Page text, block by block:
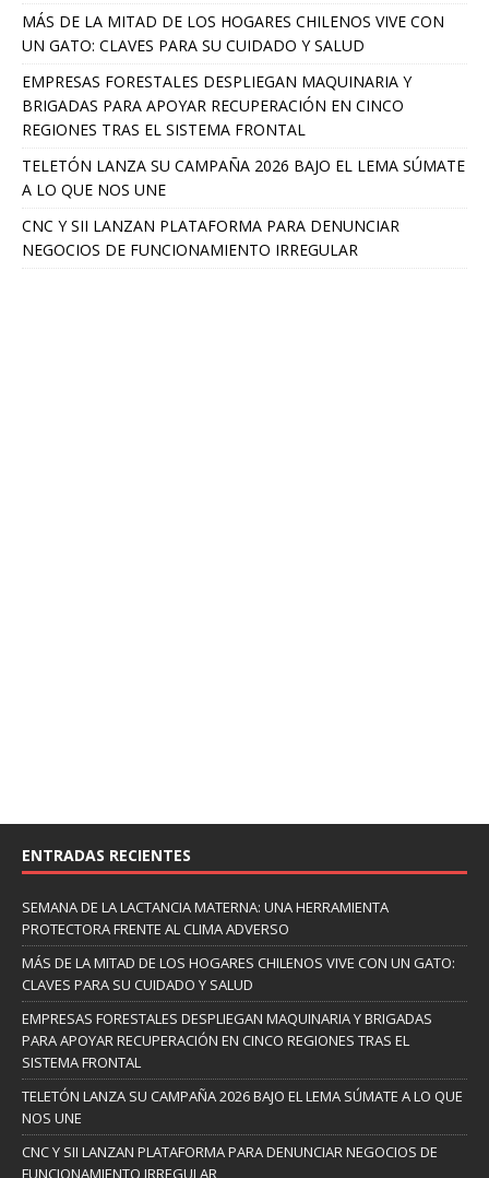
MÁS DE LA MITAD DE LOS HOGARES CHILENOS VIVE CON
UN GATO: CLAVES PARA SU CUIDADO Y SALUD
EMPRESAS FORESTALES DESPLIEGAN MAQUINARIA Y
BRIGADAS PARA APOYAR RECUPERACIÓN EN CINCO
REGIONES TRAS EL SISTEMA FRONTAL
TELETÓN LANZA SU CAMPAÑA 2026 BAJO EL LEMA SÚMATE
A LO QUE NOS UNE
CNC Y SII LANZAN PLATAFORMA PARA DENUNCIAR
NEGOCIOS DE FUNCIONAMIENTO IRREGULAR
ENTRADAS RECIENTES
SEMANA DE LA LACTANCIA MATERNA: UNA HERRAMIENTA
PROTECTORA FRENTE AL CLIMA ADVERSO
MÁS DE LA MITAD DE LOS HOGARES CHILENOS VIVE CON UN GATO:
CLAVES PARA SU CUIDADO Y SALUD
EMPRESAS FORESTALES DESPLIEGAN MAQUINARIA Y BRIGADAS
PARA APOYAR RECUPERACIÓN EN CINCO REGIONES TRAS EL
SISTEMA FRONTAL
TELETÓN LANZA SU CAMPAÑA 2026 BAJO EL LEMA SÚMATE A LO QUE
NOS UNE
CNC Y SII LANZAN PLATAFORMA PARA DENUNCIAR NEGOCIOS DE
FUNCIONAMIENTO IRREGULAR